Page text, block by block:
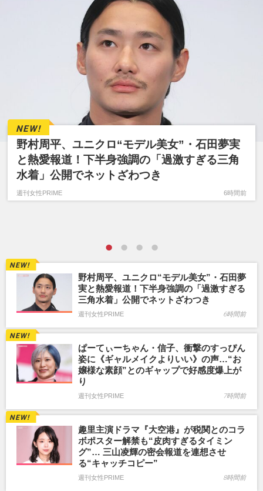
野村周平、ユニクロ“モデル美女”・石田夢実
と熱愛報道！下半身強調の「過激すぎる三角
水着」公開でネットざわつき
週刊女性PRIME 6時間前
野村周平、ユニクロ“モデル美女”・石田夢
実と熱愛報道！下半身強調の「過激すぎる
三角水着」公開でネットざわつき
週刊女性PRIME 6時間前
ぱーてぃーちゃん・信子、衝撃のすっぴん
姿に《ギャルメイクよりいい》の声…“お
嬢様な素顔”とのギャップで好感度爆上が
り
週刊女性PRIME 7時間前
趣里主演ドラマ『大空港』が税関とのコラ
ボポスター解禁も“皮肉すぎるタイミン
グ”… 三山凌輝の密会報道を連想させ
る“キャッチコピー”
週刊女性PRIME 8時間前